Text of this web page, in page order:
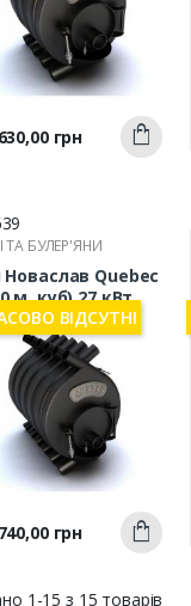
Швидкий
перегляд
грн Купити
ТА БУЛЕР'ЯНИ
Новаслав Quebec
м. куб) 27 кВт
Швидкий
перегляд
грн Купити
ВІДСУТНІ
1-15 з 15 товарів